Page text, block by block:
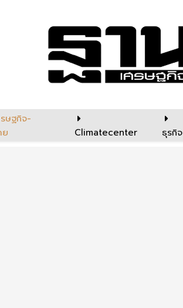
รษฐกิจ-
ย
Climatecenter ธุรกิจ